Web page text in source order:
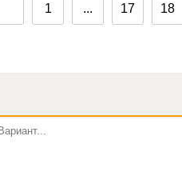
1 ... 17 18